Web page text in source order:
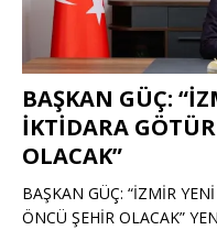
BAŞKAN GÜÇ:
İKTİDARA
OLACAK”
BAŞKAN GÜÇ: “İZMİR
ÖNCÜ ŞEHİR OLACAK”